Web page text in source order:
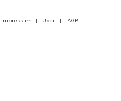
Impressum | Über | AGB